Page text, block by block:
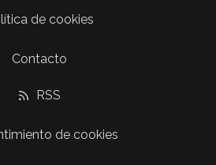
de cookies
Contacto
RSS
de cookies